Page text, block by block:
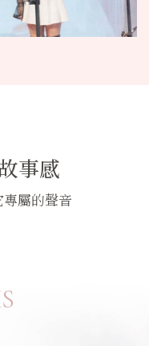
事感
屬的聲音